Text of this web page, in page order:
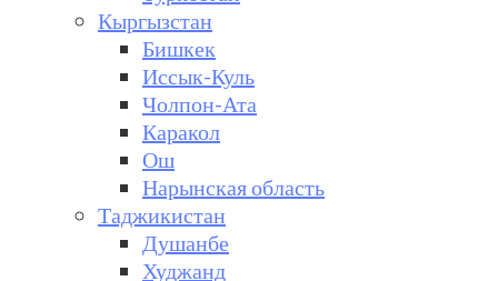
Кыргызстан
Бишкек
Иссык-Куль
Чолпон-Ата
Каракол
Ош
Нарынская область
Таджикистан
Душанбе
Худжанд